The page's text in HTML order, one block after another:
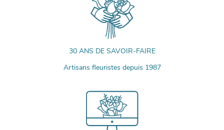
30 ANS DE SAVOIR-FAIRE
Artisans fleuristes depuis 1987